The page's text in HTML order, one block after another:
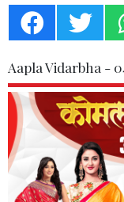
Aapla Vidarbha -